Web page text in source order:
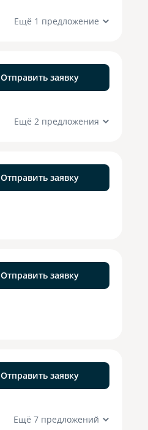
Ещё 1 предложение
Отправить заявку
Ещё 2 предложения
Отправить заявку
Отправить заявку
Отправить заявку
Ещё 7 предложений